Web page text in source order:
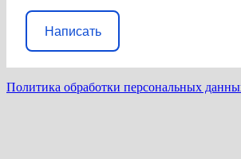
Написать
Политика обработки персональных